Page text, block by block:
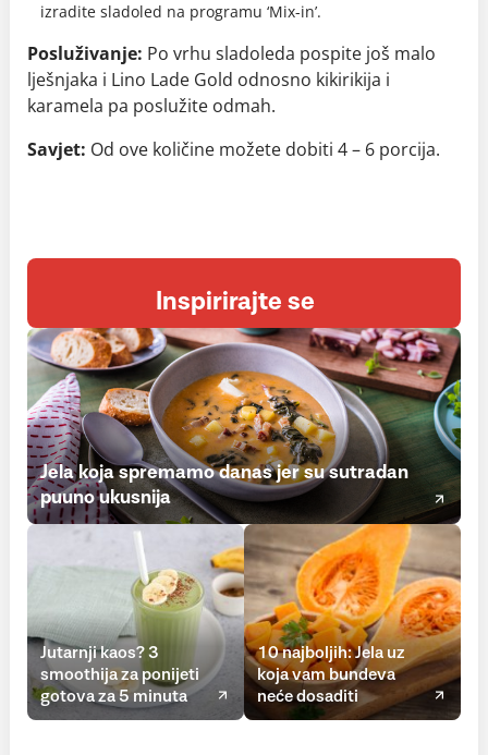
izradite sladoled na programu ‘Mix-in’.
Posluživanje: Po vrhu sladoleda pospite još malo
lješnjaka i Lino Lade Gold odnosno kikirikija i
karamela pa poslužite odmah.
Savjet: Od ove količine možete dobiti 4 – 6 porcija.
Inspirirajte se
Jela koja spremamo danas jer su sutradan
puuno ukusnija
Jutarnji kaos? 3
smoothija za ponijeti
gotova za 5 minuta
10 najboljih: Jela uz
koja vam bundeva
neće dosaditi